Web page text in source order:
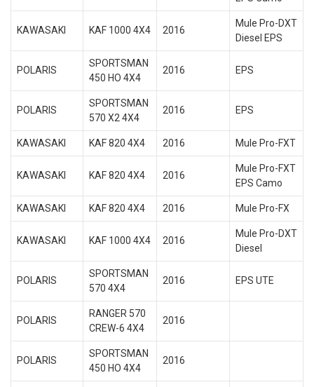
KAWASAKI KAF 1000 4X4 2016
Mule Pro-DXT
Diesel EPS
POLARIS
SPORTSMAN
450 HO 4X4
2016 EPS
POLARIS
SPORTSMAN
570 X2 4X4
2016 EPS
KAWASAKI KAF 820 4X4 2016 Mule Pro-FXT
KAWASAKI KAF 820 4X4 2016
Mule Pro-FXT
EPS Camo
KAWASAKI KAF 820 4X4 2016 Mule Pro-FX
KAWASAKI KAF 1000 4X4 2016
Mule Pro-DXT
Diesel
POLARIS
SPORTSMAN
570 4X4
2016 EPS UTE
POLARIS
RANGER 570
CREW-6 4X4
2016
POLARIS
SPORTSMAN
450 HO 4X4
2016